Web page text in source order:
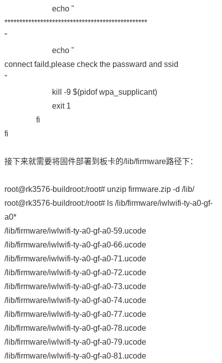
echo "
************************************************
"
echo "
connect faild,please check the passward and ssid
"
kill -9 $(pidof wpa_supplicant)
exit 1
fi
fi
接下来就需要将固件部署到板卡的/lib/firmware路径下：
root@rk3576-buildroot:/root# unzip firmware.zip -d /lib/
root@rk3576-buildroot:/root# ls /lib/firmware/iwlwifi-ty-a0-gf-
a0*
/lib/firmware/iwlwifi-ty-a0-gf-a0-59.ucode
/lib/firmware/iwlwifi-ty-a0-gf-a0-66.ucode
/lib/firmware/iwlwifi-ty-a0-gf-a0-71.ucode
/lib/firmware/iwlwifi-ty-a0-gf-a0-72.ucode
/lib/firmware/iwlwifi-ty-a0-gf-a0-73.ucode
/lib/firmware/iwlwifi-ty-a0-gf-a0-74.ucode
/lib/firmware/iwlwifi-ty-a0-gf-a0-77.ucode
/lib/firmware/iwlwifi-ty-a0-gf-a0-78.ucode
/lib/firmware/iwlwifi-ty-a0-gf-a0-79.ucode
/lib/firmware/iwlwifi-ty-a0-gf-a0-81.ucode